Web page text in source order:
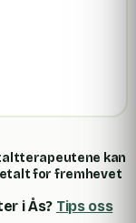
kan
for fremhevet
i Ås? Tips oss